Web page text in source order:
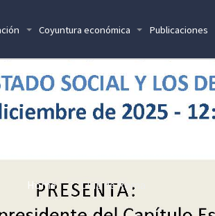
Coyuntura económica Publicaciones
Home Club de Roma